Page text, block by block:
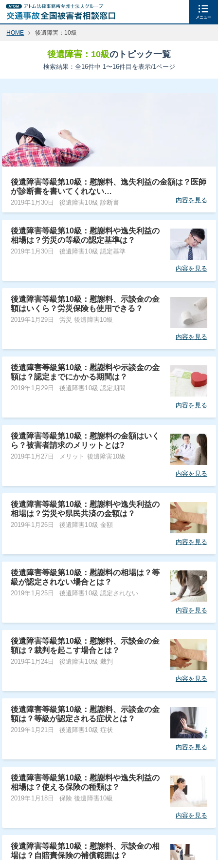
メニュー
HOME 後遺障害：10級
後遺障害：10級のトピック一覧
検索結果：全16件中 1〜16件目を表示/1ページ
後遺障害等級第10級：慰謝料、逸失利益の金額は？医師
が診断書を書いてくれない…
2019年1月30日 後遺障害10級 診断書 内容を見る
後遺障害等級第10級：慰謝料や逸失利益の
相場は？労災の等級の認定基準は？
2019年1月30日 後遺障害10級 認定基準
内容を見る
後遺障害等級第10級：慰謝料、示談金の金
額はいくら？労災保険も使用できる？
2019年1月29日 労災 後遺障害10級
内容を見る
後遺障害等級第10級：慰謝料や示談金の金
額は？認定までにかかる期間は？
2019年1月29日 後遺障害10級 認定期間
内容を見る
後遺障害等級第10級：慰謝料の金額はいく
ら？被害者請求のメリットとは?
2019年1月27日 メリット 後遺障害10級
内容を見る
後遺障害等級第10級：慰謝料や逸失利益の
相場は？労災や県民共済の金額は？
2019年1月26日 後遺障害10級 金額
内容を見る
後遺障害等級第10級：慰謝料の相場は？等
級が認定されない場合とは？
2019年1月25日 後遺障害10級 認定されない
内容を見る
後遺障害等級第10級：慰謝料、示談金の金
額は？裁判を起こす場合とは？
2019年1月24日 後遺障害10級 裁判
内容を見る
後遺障害等級第10級：慰謝料、示談金の金
額は？等級が認定される症状とは？
2019年1月21日 後遺障害10級 症状
内容を見る
後遺障害等級第10級：慰謝料や逸失利益の
相場は？使える保険の種類は？
2019年1月18日 保険 後遺障害10級
内容を見る
後遺障害等級第10級：慰謝料、示談金の相
場は？自賠責保険の補償範囲は？